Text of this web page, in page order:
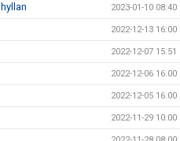
2023-01-10 08:40
2022-12-13 16:00
2022-12-07 15:51
2022-12-06 16:00
2022-12-05 16:00
2022-11-29 10:00